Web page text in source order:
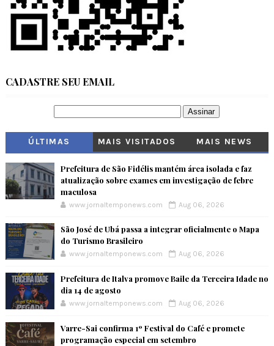
CADASTRE SEU EMAIL
ÚLTIMAS MAIS VISITADOS MAIS NEWS
Prefeitura de São Fidélis mantém área isolada e faz
atualização sobre exames em investigação de febre
maculosa
www.jornaltemponews.com Aug 06, 2026
São José de Ubá passa a integrar oficialmente o Mapa
do Turismo Brasileiro
www.jornaltemponews.com Aug 06, 2026
Prefeitura de Italva promove Baile da Terceira Idade no
dia 14 de agosto
www.jornaltemponews.com Aug 06, 2026
Varre-Sai confirma 1º Festival do Café e promete
programação especial em setembro